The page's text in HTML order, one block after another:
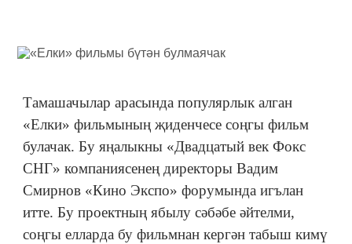
Тамашачылар арасында популярлык алган
«Елки» фильмының җиденчесе соңгы фильм
булачак. Бу яңалыкны «Двадцатый век Фокс
СНГ» компаниясенең директоры Вадим
Смирнов «Кино Экспо» форумында игълан
итте. Бу проектның ябылу сәбәбе әйтелми,
соңгы елларда бу фильмнан кергән табыш кимү